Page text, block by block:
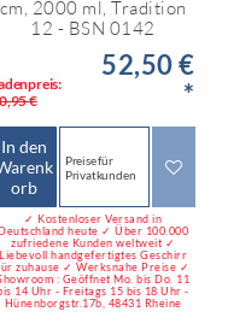
cm, 2000 ml, Tradition
12 - BSN 0142
€
52,50 €
*
In den
orb
Preise für
Privatkunden
✓ Kostenloser Versand in
heute ✓ Über 100.000
zufriedene Kunden weltweit ✓
Liebevoll handgefertigtes Geschirr
zuhause ✓ Werksnahe Preise ✓
: Geöffnet Mo. bis Do. 11
14 Uhr - Freitags 15 bis 18 Uhr -
Hünenborgstr.17b, 48431 Rheine